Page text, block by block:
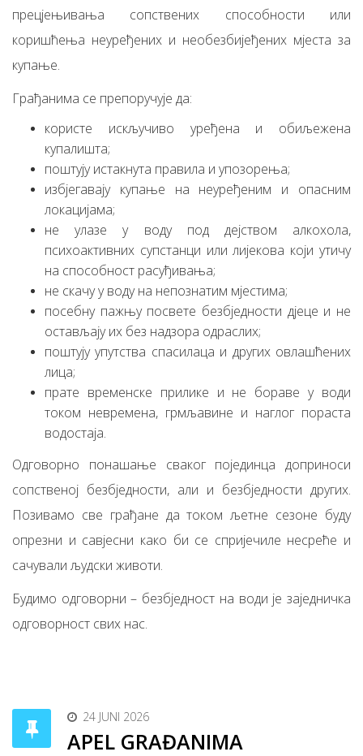
прецјењивања сопствених способности или
коришћења неуређених и необезбијеђених мјеста за
купање.
Грађанима се препоручује да:
користе искључиво уређена и обиљежена
купалишта;
поштују истакнута правила и упозорења;
избјегавају купање на неуређеним и опасним
локацијама;
не улазе у воду под дејством алкохола,
психоактивних супстанци или лијекова који утичу
на способност расуђивања;
не скачу у воду на непознатим мјестима;
посебну пажњу посвете безбједности дјеце и не
остављају их без надзора одраслих;
поштују упутства спасилаца и других овлашћених
лица;
прате временске прилике и не бораве у води
током невремена, грмљавине и наглог пораста
водостаја.
Одговорно понашање сваког појединца доприноси
сопственој безбједности, али и безбједности других.
Позивамо све грађане да током љетне сезоне буду
опрезни и савјесни како би се спријечиле несреће и
сачували људски животи.
Будимо одговорни – безбједност на води је заједничка
одговорност свих нас.
24 JUNI 2026
APEL GRAĐANIMA